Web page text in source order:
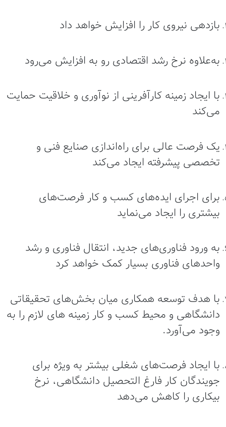
بازدهی نیروی کار را افزایش خواهد داد
به‌علاوه نرخ رشد اقتصادی رو به افزایش می‌رود
با ایجاد زمینه کارآفرینی از نوآوری و خلاقیت حمایت
می‌کند
یک فرصت عالی برای راه‌اندازی صنایع فنی و
تخصصی پیشرفته ایجاد می‌کند
برای اجرای ایده‌های کسب و کار فرصت‌های
بیشتری را ایجاد می‌نماید
به ورود فناوری‌های جدید، انتقال فناوری و رشد
واحدهای فناوری بسیار کمک خواهد کرد
با هدف توسعه همکاری میان بخش‌های تحقیقاتی
دانشگاهی و محیط کسب و کار زمينه های لازم را به
وجود می‌آورد.
با ایجاد فرصت‌های شغلی بیشتر به ویژه برای
جویندگان کار فارغ التحصیل دانشگاهی، نرخ
بیکاری را کاهش می‌دهد